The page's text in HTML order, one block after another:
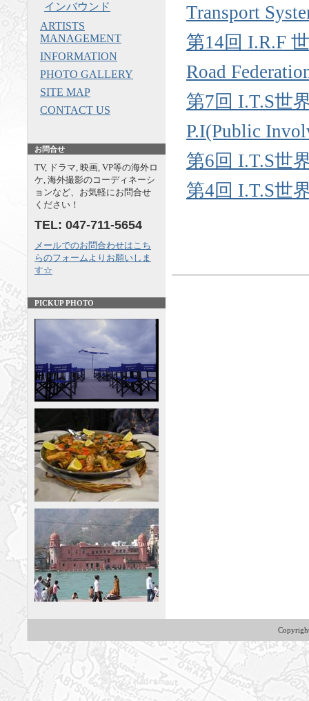
Transport
第14回 I.R.F
Road
第7回 I.T.S世
P.I(Public
第6回 I.T.S世
第4回 I.T.S世
インバウンド
ARTISTS
MANAGEMENT
INFORMATION
PHOTO GALLERY
SITE MAP
CONTACT US
お問合せ
TV, ドラマ, 映画, VP等の海外ロ
ケ, 海外撮影のコーディネーシ
ョンなど、お気軽にお問合せ
ください！
TEL: 047-711-5654
メールでのお問合わせはこち
らのフォームよりお願いしま
す☆
PICKUP PHOTO